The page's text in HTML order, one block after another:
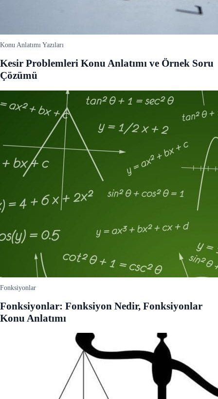
Konu Anlatımı Yazıları
Kesir Problemleri Konu Anlatımı ve Örnek Soru
Çözümü
Fonksiyonlar
Fonksiyonlar: Fonksiyon Nedir, Fonksiyonlar
Konu Anlatımı